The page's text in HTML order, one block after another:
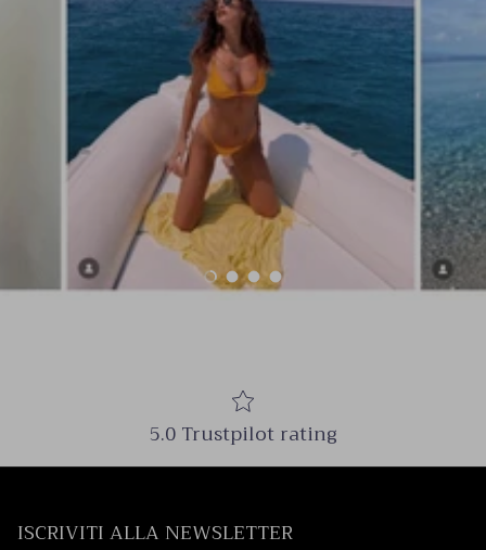
Carica slide 1 di 4
Carica slide 2 di 4
Carica slide 3 di 4
Carica slide 4 di 4
5.0 Trustpilot rating
ISCRIVITI ALLA NEWSLETTER